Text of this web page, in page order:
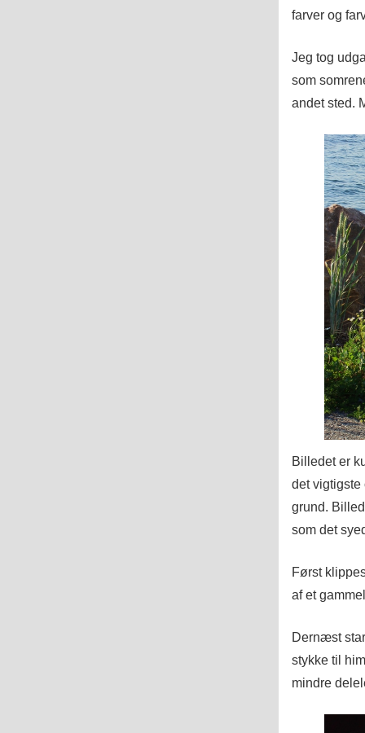
farver og
Jeg tog
som
andet sted.
Billedet er
det vigtigste
grund.
som det
Først
af et
Dernæst
stykke til
mindre